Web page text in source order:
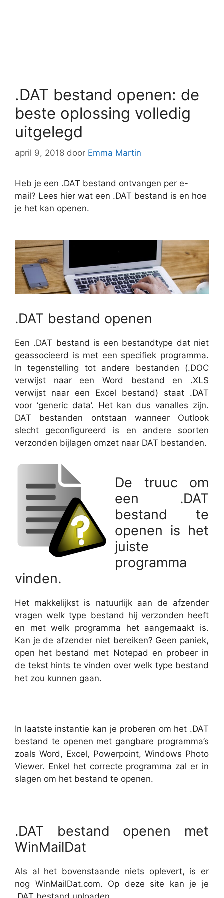
.DAT bestand openen: de
beste oplossing volledig
uitgelegd
april 9, 2018 door Emma Martin
Heb je een .DAT bestand ontvangen per e-
mail? Lees hier wat een .DAT bestand is en hoe
je het kan openen.
.DAT bestand openen
Een .DAT bestand is een bestandtype dat niet
geassocieerd is met een specifiek programma.
In tegenstelling tot andere bestanden (.DOC
verwijst naar een Word bestand en .XLS
verwijst naar een Excel bestand) staat .DAT
voor ‘generic data’. Het kan dus vanalles zijn.
DAT bestanden ontstaan wanneer Outlook
slecht geconfigureerd is en andere soorten
verzonden bijlagen omzet naar DAT bestanden.
De truuc om
een .DAT
bestand te
openen is het
juiste
programma
vinden.
Het makkelijkst is natuurlijk aan de afzender
vragen welk type bestand hij verzonden heeft
en met welk programma het aangemaakt is.
Kan je de afzender niet bereiken? Geen paniek,
open het bestand met Notepad en probeer in
de tekst hints te vinden over welk type bestand
het zou kunnen gaan.
In laatste instantie kan je proberen om het .DAT
bestand te openen met gangbare programma’s
zoals Word, Excel, Powerpoint, Windows Photo
Viewer. Enkel het correcte programma zal er in
slagen om het bestand te openen.
.DAT bestand openen met
WinMailDat
Als al het bovenstaande niets oplevert, is er
nog WinMailDat.com. Op deze site kan je je